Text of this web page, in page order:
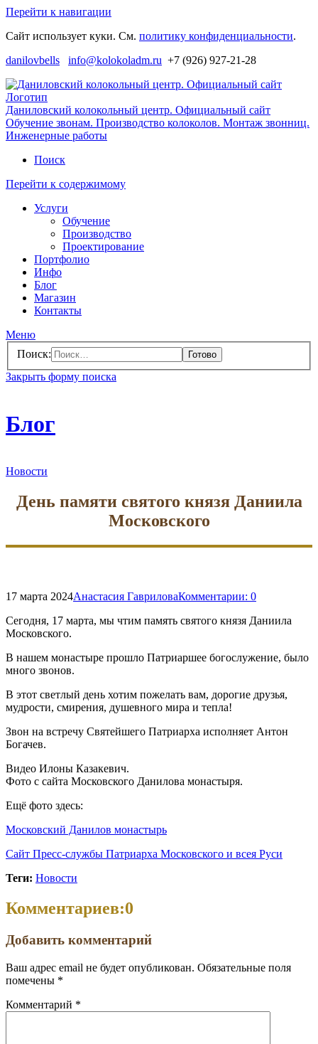
Перейти к навигации
Сайт использует куки. См. политику конфиденциальности.
danilovbells
info@kolokoladm.ru +7 (926) 927-21-28
Даниловский колокольный центр. Официальный сайт
Обучение звонам. Производство колоколов. Монтаж звонниц.
Инженерные работы
Поиск
Перейти к содержимому
Услуги
Обучение
Производство
Проектирование
Портфолио
Инфо
Блог
Магазин
Контакты
Меню
Поиск:
Закрыть форму поиска
Блог
Новости
День памяти святого князя Даниила
Московского
17 марта 2024Анастасия ГавриловаКомментарии: 0
Сегодня, 17 марта, мы чтим память святого князя Даниила
Московского.
В нашем монастыре прошло Патриаршее богослужение, было
много звонов.
В этот светлый день хотим пожелать вам, дорогие друзья,
мудрости, смирения, душевного мира и тепла!
Звон на встречу Святейшего Патриарха исполняет Антон
Богачев.
Видео Илоны Казакевич.
Фото с сайта Московского Данилова монастыря.
Ещё фото здесь:
Московский Данилов монастырь
Сайт Пресс-службы Патриарха Московского и всея Руси
Теги: Новости
Комментариев:0
Добавить комментарий
Ваш адрес email не будет опубликован. Обязательные поля
помечены *
Комментарий *